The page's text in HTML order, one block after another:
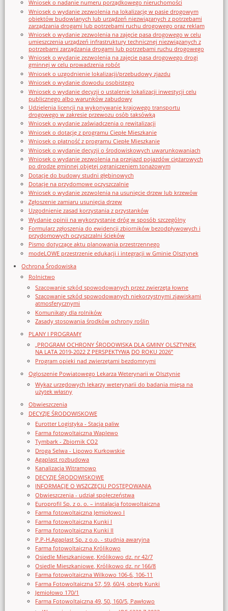
Wniosek o nadanie numeru porządkowego nieruchomości
Wniosek o wydanie zezwolenia na lokalizację w pasie drogowym
obiektów budowlanych lub urządzeń niezwiązanych z potrzebami
zarządzania drogami lub potrzebami ruchu drogowego oraz reklam
Wniosek o wydanie zezwolenia na zajęcie pasa drogowego w celu
umieszczenia urządzeń infrastruktury technicznej niezwiązanych z
potrzebami zarządzania drogami lub potrzebami ruchu drogowego
Wniosek o wydanie zezwolenia na zajęcie pasa drogowego drogi
gminnej w celu prowadzenia robót
Wniosek o uzgodnienie lokalizacji/przebudowy zjazdu
Wniosek o wydanie dowodu osobistego
Wniosek o wydanie decyzji o ustalenie lokalizacji inwestycji celu
publicznego albo warunków zabudowy
Udzielenia licencji na wykonywanie krajowego transportu
drogowego w zakresie przewozu osób taksówką
Wniosek o wydanie zaświadczenia o rewitalizacji
Wniosek o dotację z programu Ciepłe Mieszkanie
Wniosek o płatność z programu Ciepłe Mieszkanie
Wniosek o wydanie decyzji o środowiskowych uwarunkowaniach
Wniosek o wydanie zezwolenia na przejazd pojazdów ciężarowych
po drodze gminnej objętej ograniczeniem tonażowym
Dotacje do budowy studni głębinowych
Dotacje na przydomowe oczyszczalnie
Wniosek o wydanie zezwolenia na usunięcie drzew lub krzewów
Zgłoszenie zamiaru usunięcia drzew
Uzgodnienie zasad korzystania z przystanków
Wydanie opinii na wykorzystanie dróg w sposób szczególny
Formularz zgłoszenia do ewidencji zbiorników bezodpływowych i
przydomowych oczyszczalni ścieków
Pismo dotyczące aktu planowania przestrzennego
modeLOWE przestrzenie edukacji i integracji w Gminie Olsztynek
Ochrona Środowiska
Rolnictwo
Szacowanie szkód spowodowanych przez zwierzęta łowne
Szacowanie szkód spowodowanych niekorzystnymi zjawiskami
atmosferycznymi
Komunikaty dla rolników
Zasady stosowania środków ochrony roślin
PLANY I PROGRAMY
„PROGRAM OCHRONY ŚRODOWISKA DLA GMINY OLSZTYNEK
NA LATA 2019-2022 Z PERSPEKTYWĄ DO ROKU 2026”
Program opieki nad zwierzętami bezdomnymi
Ogloszenie Powiatowego Lekarza Weterynarii w Olsztynie
Wykaz urzędowych lekarzy weterynarii do badania mięsa na
użytek własny
Obwieszczenia
DECYZJE ŚRODOWISKOWE
Eurotter Logistyka - Stacja paliw
Farma fotowoltaiczna Waplewo
Tymbark - Zbiornik CO2
Droga Selwa - Lipowo Kurkowskie
Agaplast rozbudowa
Kanalizacja Witramowo
DECYZJE ŚRODOWISKOWE
INFORMACJE O WSZCZĘCIU POSTĘPOWANIA
Obwieszczenia - udział społeczeństwa
Europrofil Sp. z o. o. – instalacja fotowoltaiczna
Farma fotowoltaiczna Jemiołowo I
Farma fotowoltaiczna Kunki I
Farma fotowoltaiczna Kunki II
P.P-H.Agaplast Sp. z o.o. - studnia awaryjna
Farma fotowoltaiczna Królikowo
Osiedle Mieszkaniowe, Królikowo dz. nr 42/7
Osiedle Mieszkaniowe, Królikowo dz. nr 166/8
Farma fotowoltaiczna Wilkowo 106-6, 106-11
Farma Fotowoltaiczna 57, 59, 60/4, obręb Kunki
Jemiołowo 170/1
Farma Fotowoltaiczna 49, 50, 160/5, Pawłowo